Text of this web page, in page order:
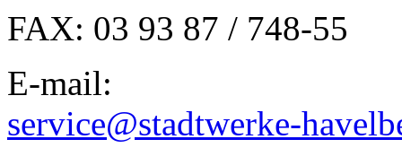
FAX: 03 93 87 / 748-55
E-mail:
service@stadtwerke-